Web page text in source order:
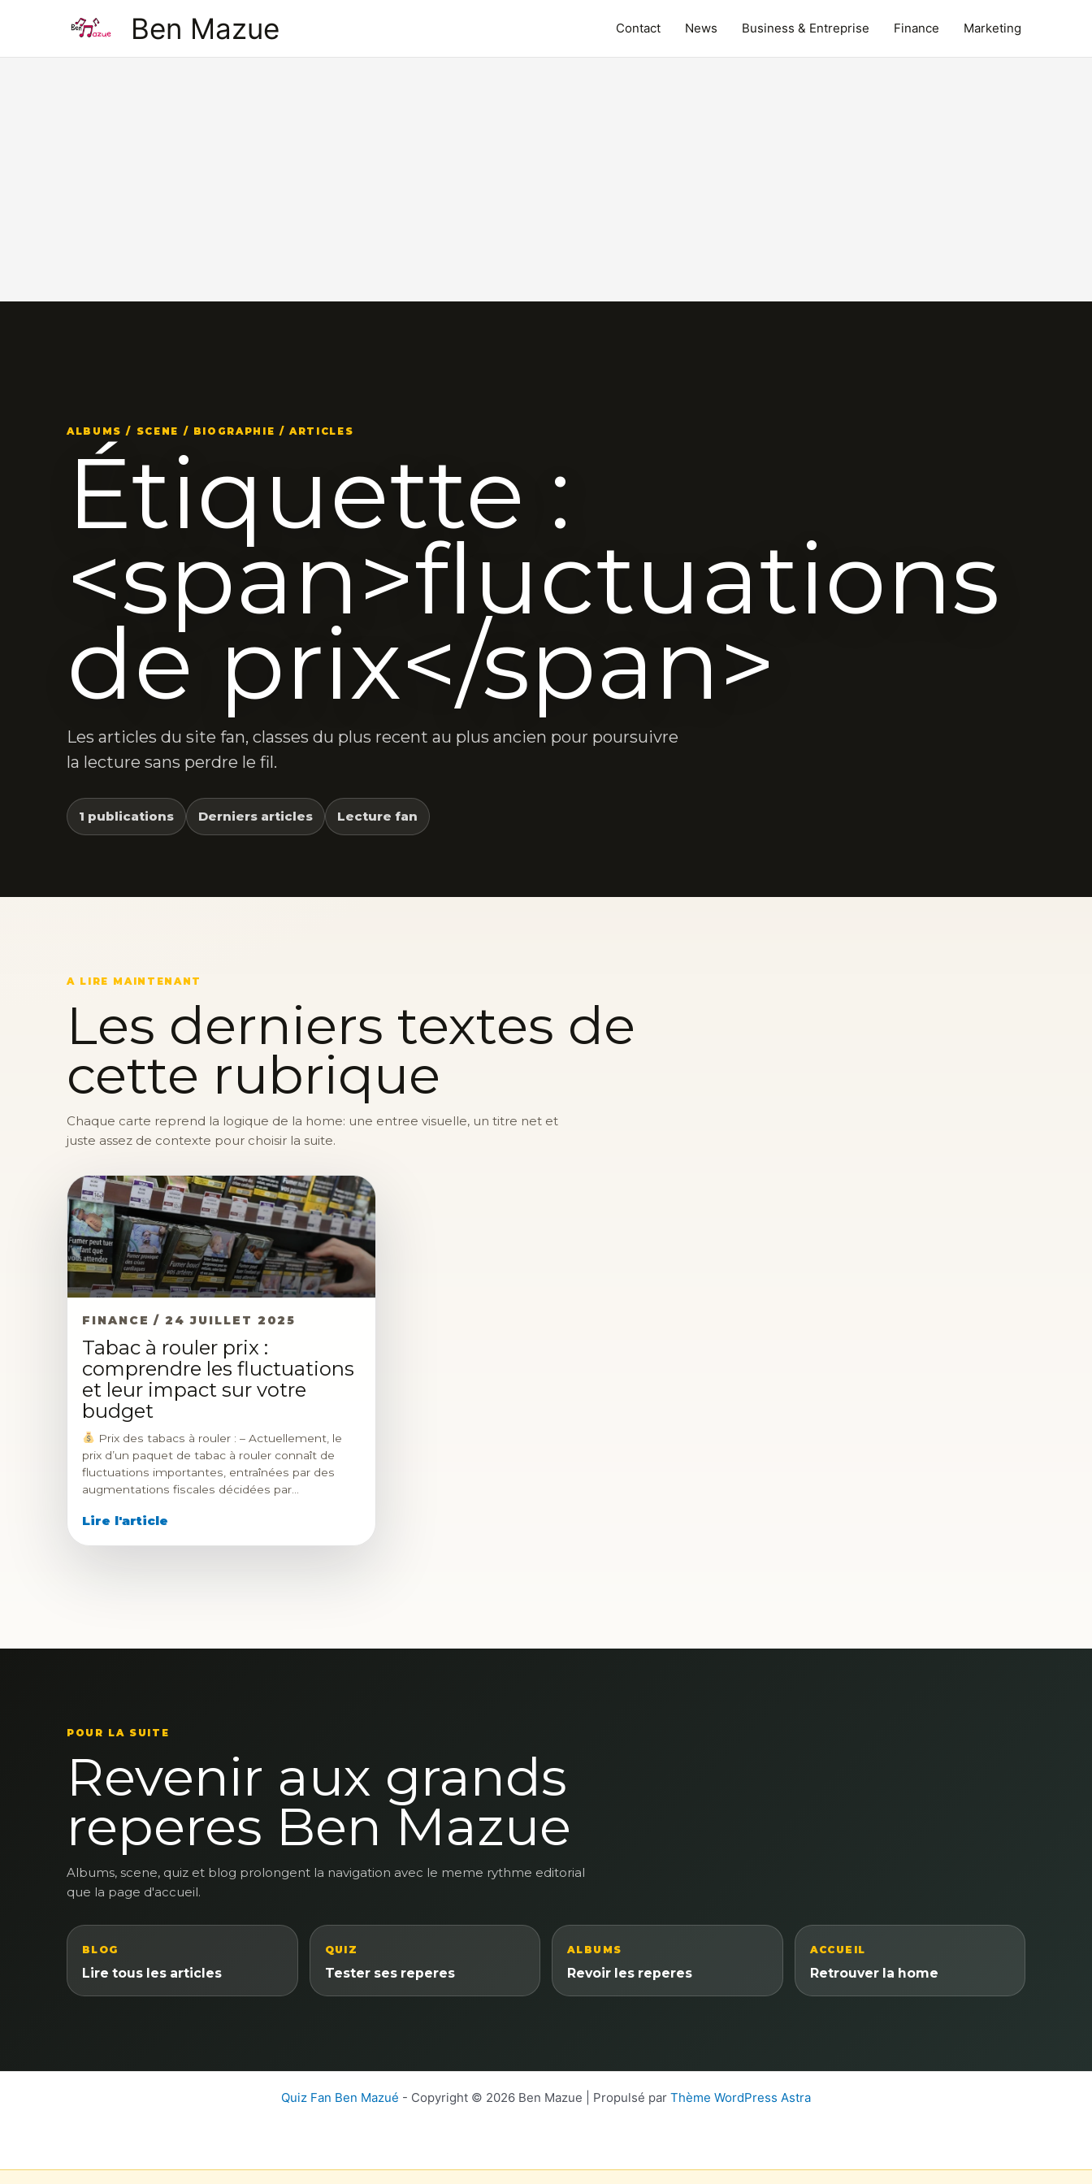
Ben Mazue Contact News Business & Entreprise Finance Marketing
ALBUMS / SCENE / BIOGRAPHIE / ARTICLES
Étiquette :
<span>fluctuations
de prix</span>
Les articles du site fan, classes du plus recent au plus ancien pour poursuivre
la lecture sans perdre le fil.
1 publications Derniers articles Lecture fan
A LIRE MAINTENANT
Les derniers textes de
cette rubrique
Chaque carte reprend la logique de la home: une entree visuelle, un titre net et
juste assez de contexte pour choisir la suite.
FINANCE / 24 JUILLET 2025
Tabac à rouler prix :
comprendre les fluctuations
et leur impact sur votre
budget
Prix des tabacs à rouler : – Actuellement, le
prix d’un paquet de tabac à rouler connaît de
fluctuations importantes, entraînées par des
augmentations fiscales décidées par…
Lire l'article
POUR LA SUITE
Revenir aux grands
reperes Ben Mazue
Albums, scene, quiz et blog prolongent la navigation avec le meme rythme editorial
que la page d'accueil.
BLOG
Lire tous les articles
QUIZ
Tester ses reperes
ALBUMS
Revoir les reperes
ACCUEIL
Retrouver la home
Quiz Fan Ben Mazué - Copyright © 2026 Ben Mazue | Propulsé par Thème WordPress Astra